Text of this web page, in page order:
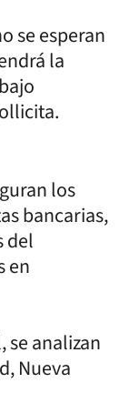
se esperan
la
los
bancarias,
del
en
analizan
Nueva